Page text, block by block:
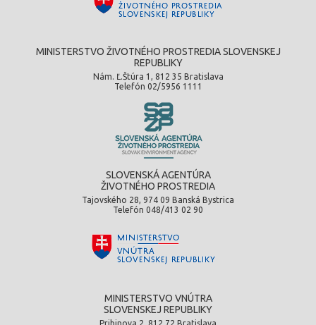
MINISTERSTVO ŽIVOTNÉHO PROSTREDIA SLOVENSKEJ
REPUBLIKY
Nám. Ľ.Štúra 1, 812 35 Bratislava
Telefón 02/5956 1111
SLOVENSKÁ AGENTÚRA
ŽIVOTNÉHO PROSTREDIA
Tajovského 28, 974 09 Banská Bystrica
Telefón 048/413 02 90
MINISTERSTVO VNÚTRA
SLOVENSKEJ REPUBLIKY
Pribinova 2, 812 72 Bratislava